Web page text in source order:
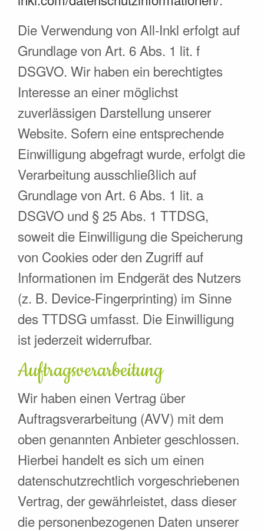
Die Verwendung von All-Inkl erfolgt auf
Grundlage von Art. 6 Abs. 1 lit. f
DSGVO. Wir haben ein berechtigtes
Interesse an einer möglichst
zuverlässigen Darstellung unserer
Website. Sofern eine entsprechende
Einwilligung abgefragt wurde, erfolgt die
Verarbeitung ausschließlich auf
Grundlage von Art. 6 Abs. 1 lit. a
DSGVO und § 25 Abs. 1 TTDSG,
soweit die Einwilligung die Speicherung
von Cookies oder den Zugriff auf
Informationen im Endgerät des Nutzers
(z. B. Device-Fingerprinting) im Sinne
des TTDSG umfasst. Die Einwilligung
ist jederzeit widerrufbar.
Auftragsverarbeitung
Wir haben einen Vertrag über
Auftragsverarbeitung (AVV) mit dem
oben genannten Anbieter geschlossen.
Hierbei handelt es sich um einen
datenschutzrechtlich vorgeschriebenen
Vertrag, der gewährleistet, dass dieser
die personenbezogenen Daten unserer